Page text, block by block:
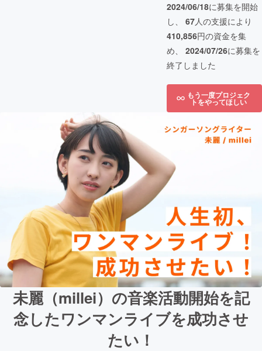
2024/06/18に募集を開始
し、 67人の支援により
410,856円の資金を集
め、 2024/07/26に募集を
終了しました
もう一度プロジェク
トをやってほしい
未麗（millei）の音楽活動開始を記
念したワンマンライブを成功させ
たい！